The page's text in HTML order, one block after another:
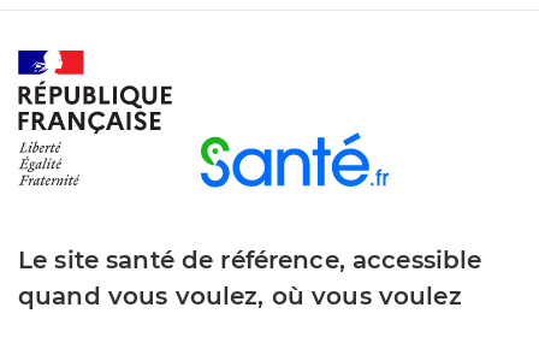
Le site santé de référence, accessible
quand vous voulez, où vous voulez